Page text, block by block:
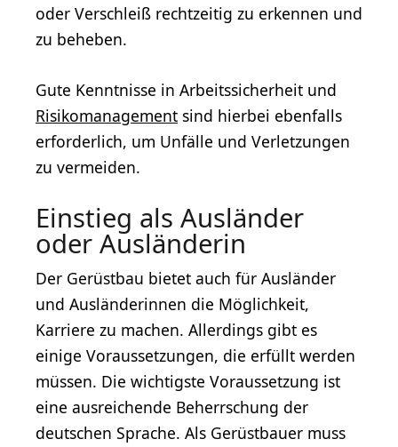
oder Verschleiß rechtzeitig zu erkennen und
zu beheben.
Gute Kenntnisse in Arbeitssicherheit und
Risikomanagement sind hierbei ebenfalls
erforderlich, um Unfälle und Verletzungen
zu vermeiden.
Einstieg als Ausländer
oder Ausländerin
Der Gerüstbau bietet auch für Ausländer
und Ausländerinnen die Möglichkeit,
Karriere zu machen. Allerdings gibt es
einige Voraussetzungen, die erfüllt werden
müssen. Die wichtigste Voraussetzung ist
eine ausreichende Beherrschung der
deutschen Sprache. Als Gerüstbauer muss